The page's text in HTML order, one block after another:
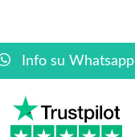
Info su Whatsapp